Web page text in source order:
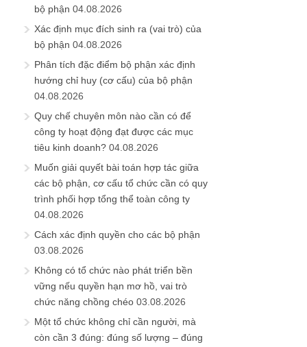
bộ phận 04.08.2026
Xác định mục đích sinh ra (vai trò) của
bộ phận 04.08.2026
Phân tích đặc điểm bộ phận xác định
hướng chỉ huy (cơ cấu) của bộ phận
04.08.2026
Quy chế chuyên môn nào cần có để
công ty hoạt động đạt được các mục
tiêu kinh doanh? 04.08.2026
Muốn giải quyết bài toán hợp tác giữa
các bộ phận, cơ cấu tổ chức cần có quy
trình phối hợp tổng thể toàn công ty
04.08.2026
Cách xác định quyền cho các bộ phận
03.08.2026
Không có tổ chức nào phát triển bền
vững nếu quyền hạn mơ hồ, vai trò
chức năng chồng chéo 03.08.2026
Một tổ chức không chỉ cần người, mà
còn cần 3 đúng: đúng số lượng – đúng